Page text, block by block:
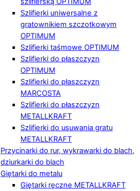
Szlifierki uniwersalne z
gratownikiem szczotkowym
OPTIMUM
Szlifierki taśmowe OPTIMUM
Szlifierki do płaszczyzn
OPTIMUM
Szlifierki do płaszczyzn
MARCOSTA
Szlifierki do płaszczyzn
METALLKRAFT
Szlifierki do usuwania gratu
METALLKRAFT
Przycinarki do rur, wykrawarki do blach,
dziurkarki do blach
Giętarki do metalu
Giętarki ręczne METALLKRAFT